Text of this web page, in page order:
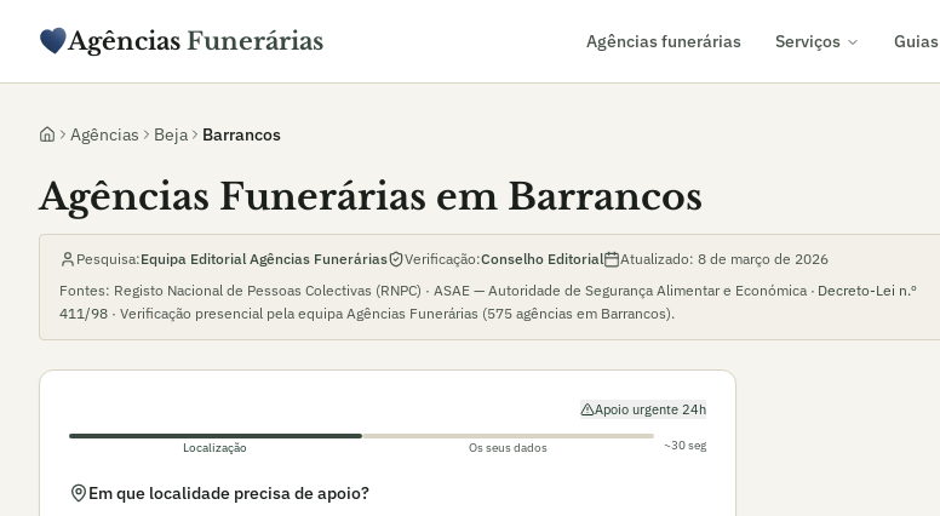
Agências Funerárias Agências funerárias Serviços Guias
Agências Beja Barrancos
Agências Funerárias em Barrancos
Pesquisa:Equipa Editorial Agências Funerárias Verificação:Conselho Editorial Atualizado: 8 de março de 2026
Fontes: Registo Nacional de Pessoas Colectivas (RNPC) · ASAE — Autoridade de Segurança Alimentar e Económica · Decreto-Lei n.º
411/98 · Verificação presencial pela equipa Agências Funerárias (575 agências em Barrancos).
Apoio urgente 24h
Localização Os seus dados ~30 seg
Em que localidade precisa de apoio?